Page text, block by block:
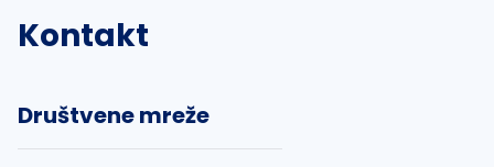
Kontakt
Društvene mreže